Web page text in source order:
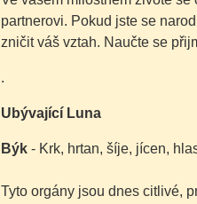
partnerovi. Pokud jste se
zničit váš vztah. Naučte se
.
Ubývající Luna
Býk- Krk, hrtan, šíje, jícen,
Tyto orgány jsou dnes citlivé,